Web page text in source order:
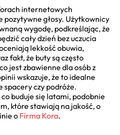
internetowych
pozytywne głosy. Użytkownicy
wygodę, podkreślając, że
cały dzień bez uczucia
lekkość obuwia,
fakt, że buty są często
jest zbawienne dla osób z
wskazuje, że to idealne
spacery czy podróże.
buduje się latami, podobnie
które stawiają na jakość, o
o Firma Kora.